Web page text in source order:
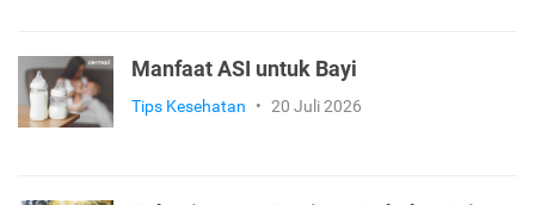
Manfaat ASI untuk Bayi
Tips Kesehatan • 20 Juli 2026